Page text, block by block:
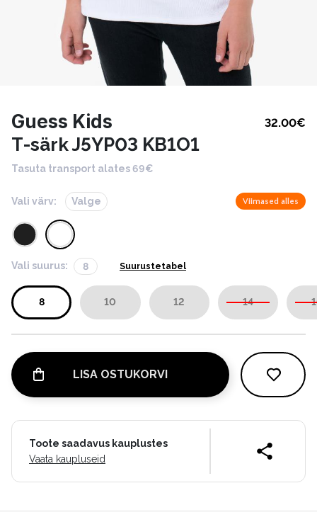
Guess Kids 32.00€
T-särk J5YP03 KB1O1
Tasuta transport alates 69€
Vali värv: Valge Viimased alles
Vali suurus: 8 Suurustetabel
8 10 12 14
LISA OSTUKORVI
Toote saadavus kauplustes
Vaata kaupluseid